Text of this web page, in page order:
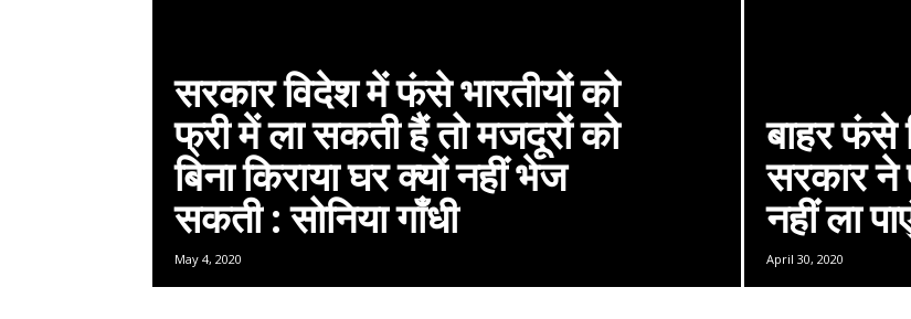
सरकार विदेश में फंसे भारतीयों को
फ्री में ला सकती हैं तो मजदूरों को
बिना किराया घर क्यों नहीं भेज
सकती : सोनिया गाँधी
May 4, 2020
बाहर फंसे
सरकार ने
नहीं ला
April 30, 2020